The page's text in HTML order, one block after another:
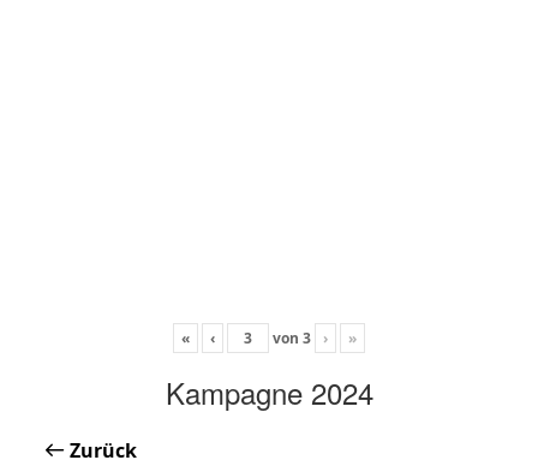
« ‹ von 3 › »
Kampagne 2024
Zurück